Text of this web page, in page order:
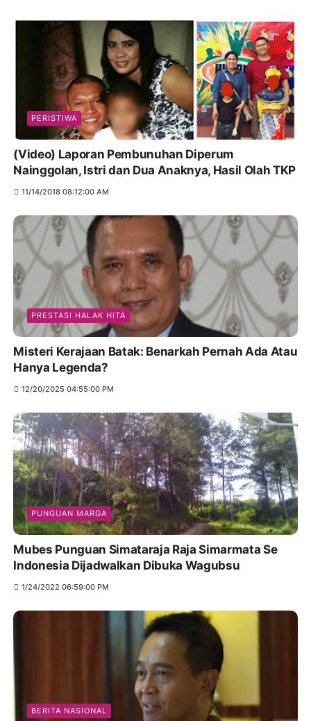
PERISTIWA
(Video) Laporan Pembunuhan Diperum
Nainggolan, Istri dan Dua Anaknya, Hasil Olah TKP
11/14/2018 08:12:00 AM
PRESTASI HALAK HITA
Misteri Kerajaan Batak: Benarkah Pernah Ada Atau
Hanya Legenda?
12/20/2025 04:55:00 PM
PUNGUAN MARGA
Mubes Punguan Simataraja Raja Simarmata Se
Indonesia Dijadwalkan Dibuka Wagubsu
1/24/2022 06:59:00 PM
BERITA NASIONAL